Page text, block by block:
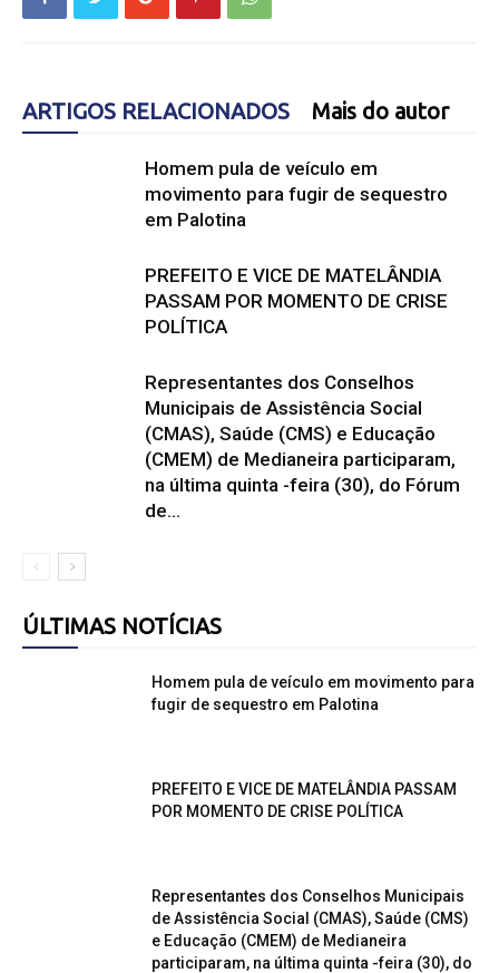
ARTIGOS RELACIONADOS Mais do autor
Homem pula de veículo em
movimento para fugir de sequestro
em Palotina
PREFEITO E VICE DE MATELÂNDIA
PASSAM POR MOMENTO DE CRISE
POLÍTICA
Representantes dos Conselhos
Municipais de Assistência Social
(CMAS), Saúde (CMS) e Educação
(CMEM) de Medianeira participaram,
na última quinta -feira (30), do Fórum
de...
ÚLTIMAS NOTÍCIAS
Homem pula de veículo em movimento para
fugir de sequestro em Palotina
PREFEITO E VICE DE MATELÂNDIA PASSAM
POR MOMENTO DE CRISE POLÍTICA
Representantes dos Conselhos Municipais
de Assistência Social (CMAS), Saúde (CMS)
e Educação (CMEM) de Medianeira
participaram, na última quinta -feira (30), do